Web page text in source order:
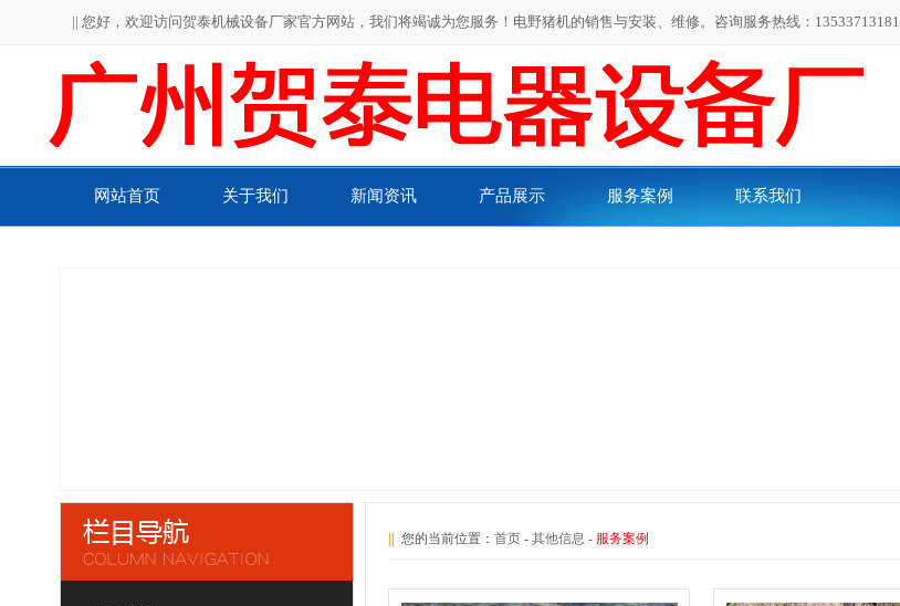
|| 您好，欢迎访问贺泰机械设备厂家官方网站，我们将竭诚为您服务！电野猪机的销售与安装、维修。咨询服务热线：13533713181
网站首页 关于我们 新闻资讯 产品展示 服务案例 联系我们
您的当前位置： 首页 - 其他信息 - 服务案例